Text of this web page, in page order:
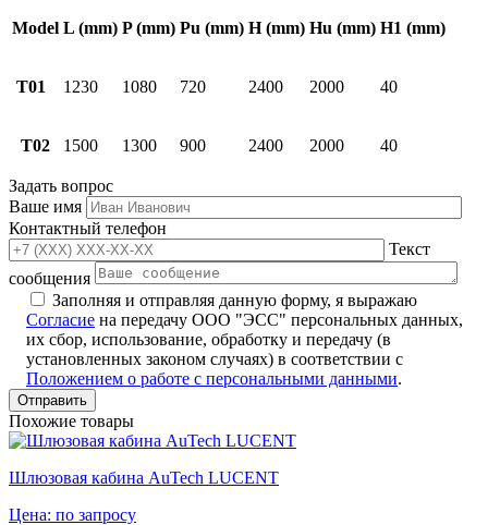
Model L (mm) P (mm) Pu (mm) H (mm) Hu (mm) H1 (mm)
T01 1230 1080 720 2400 2000 40
T02 1500 1300 900 2400 2000 40
Задать вопрос
Ваше имя
Контактный телефон
Текст
сообщения
Заполняя и отправляя данную форму, я выражаю
Согласие на передачу ООО "ЭСС" персональных данных,
их сбор, использование, обработку и передачу (в
установленных законом случаях) в соответствии с
Положением о работе с персональными данными.
Похожие товары
Шлюзовая кабина AuTech LUCENT
Цена: по запросу